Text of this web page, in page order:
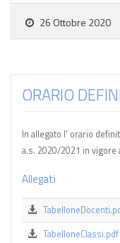
26 Ottobre 2020
ORARIO
In allegato l' orario
a.s. 2020/2021 in
Allegati
TabelloneClassi.pdf